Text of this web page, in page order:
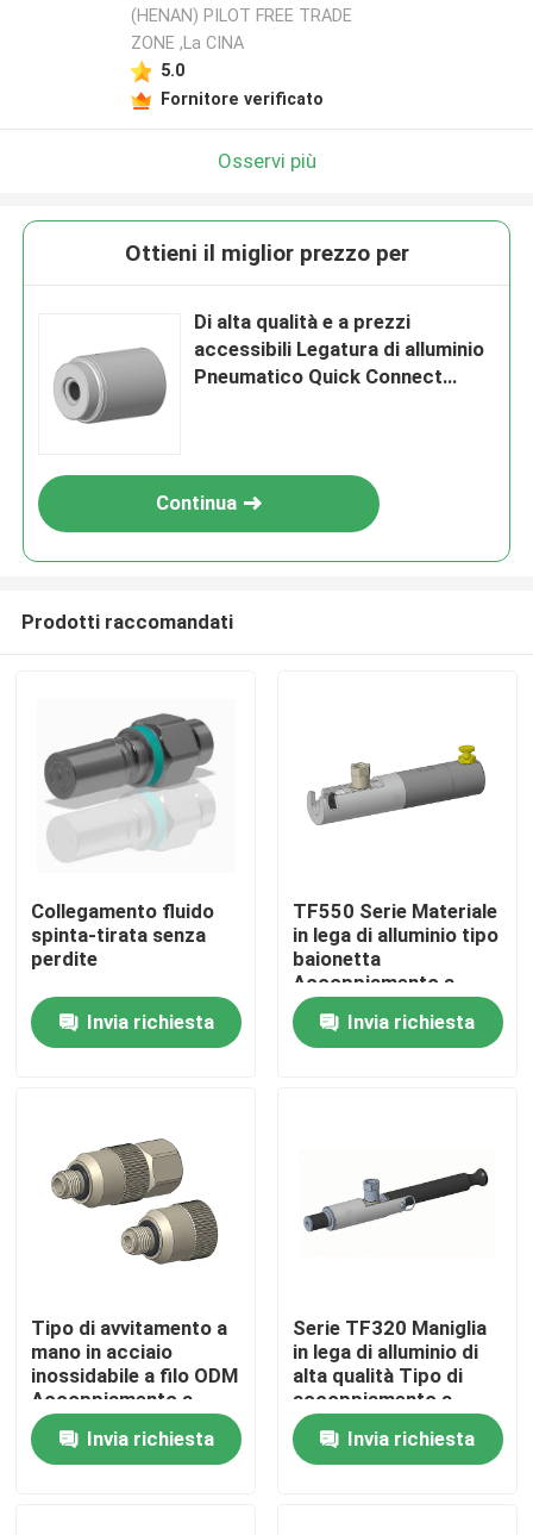
Casa.
Prodotti
Chi Siamo
Controllo della qualità
Contattaci
Casi
Dinamometro di coppia di torsione
(HENAN) PILOT FREE TRADE
ZONE ,La CINA
5.0
Fornitore verificato
Osservi più
Ottieni il miglior prezzo per
Di alta qualità e a prezzi
accessibili Legatura di alluminio
Pneumatico Quick Connect
Continua
Prodotti raccomandati
Collegamento fluido
spinta-tirata senza
perdite
Invia richiesta
TF550 Serie Materiale
in lega di alluminio tipo
baionetta
Accoppiamento a
collegamento rapido
Invia richiesta
Tipo di avvitamento a
mano in acciaio
inossidabile a filo ODM
Accoppiamento a
collegamento rapido
TF140Invia richiesta
Serie TF320 Maniglia
in lega di alluminio di
alta qualità Tipo di
accoppiamento a
collegamento rapido
Invia richiesta